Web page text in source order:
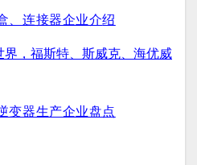
、连接器企业介绍
界，福斯特、斯威克、海优威
变器生产企业盘点